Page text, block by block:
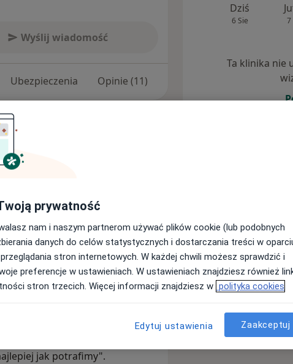
Wyślij wiadomość
Ubezpieczenia Opinie (11)
ocenę stanu
stanu psychicznego
potrzeby proponuję
do indywidualnych
i bezpieczeństwo.
— oznacza to, że
uwagę na inne formy
psychologicznej i terapii
daje całościowe podejście
bliskimi moich pacjentów, jeśli
W swojej pracy bliskie
problemu, który należy
jak potrafimy".
Dziś
6 Sie 7
Ta klinika nie
prywatność
nam i naszym partnerom używać plików cookie (lub podobnych
danych do celów statystycznych i dostarczania treści w
stron internetowych. W każdej chwili możesz sprawdzić i
preferencje w ustawieniach. W ustawieniach znajdziesz również
stron trzecich. Więcej informacji znajdziesz w polityka cookies
Edytuj ustawienia Zaakceptuj